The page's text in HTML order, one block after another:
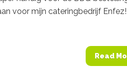
voor mijn cateringbedrijf Enfez!
Read